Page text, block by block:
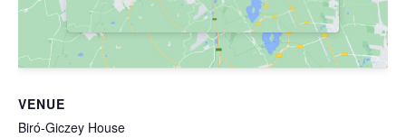
VENUE
Biró-Giczey House